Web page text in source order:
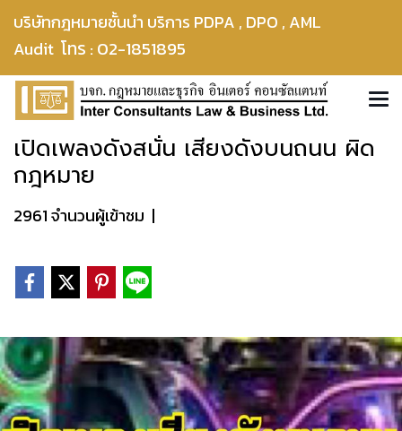
บริษัทกฎหมายชั้นนำ บริการ PDPA , DPO , AML
Audit โทร : 02-1851895
เปิดเพลงดังสนั่น เสียงดังบนถนน ผิด
กฎหมาย
2961 จำนวนผู้เข้าชม |